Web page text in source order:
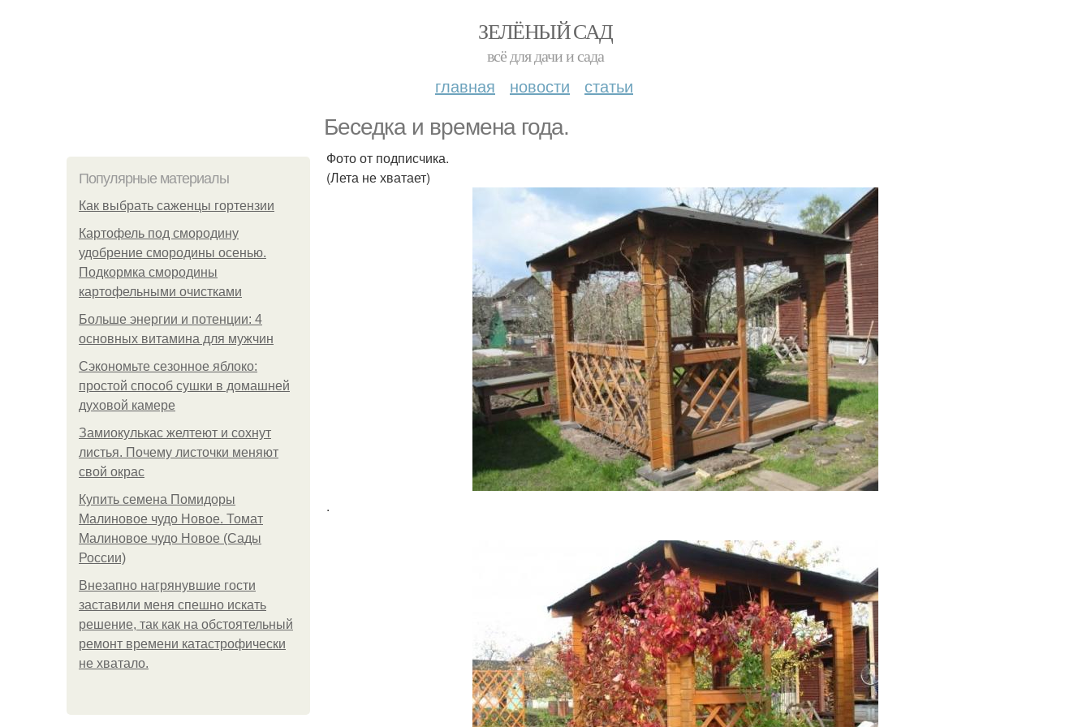
ЗЕЛЁНЫЙ САД
всё для дачи и сада
главная новости статьи
Беседка и времена года.
Популярные материалы
Как выбрать саженцы гортензии
Картофель под смородину
удобрение смородины осенью.
Подкормка смородины
картофельными очистками
Больше энергии и потенции: 4
основных витамина для мужчин
Сэкономьте сезонное яблоко:
простой способ сушки в домашней
духовой камере
Замиокулькас желтеют и сохнут
листья. Почему листочки меняют
свой окрас
Купить семена Помидоры
Малиновое чудо Новое. Томат
Малиновое чудо Новое (Сады
России)
Внезапно нагрянувшие гости
заставили меня спешно искать
решение, так как на обстоятельный
ремонт времени катастрофически
не хватало.
Фото от подписчика.
(Лета не хватает)
.